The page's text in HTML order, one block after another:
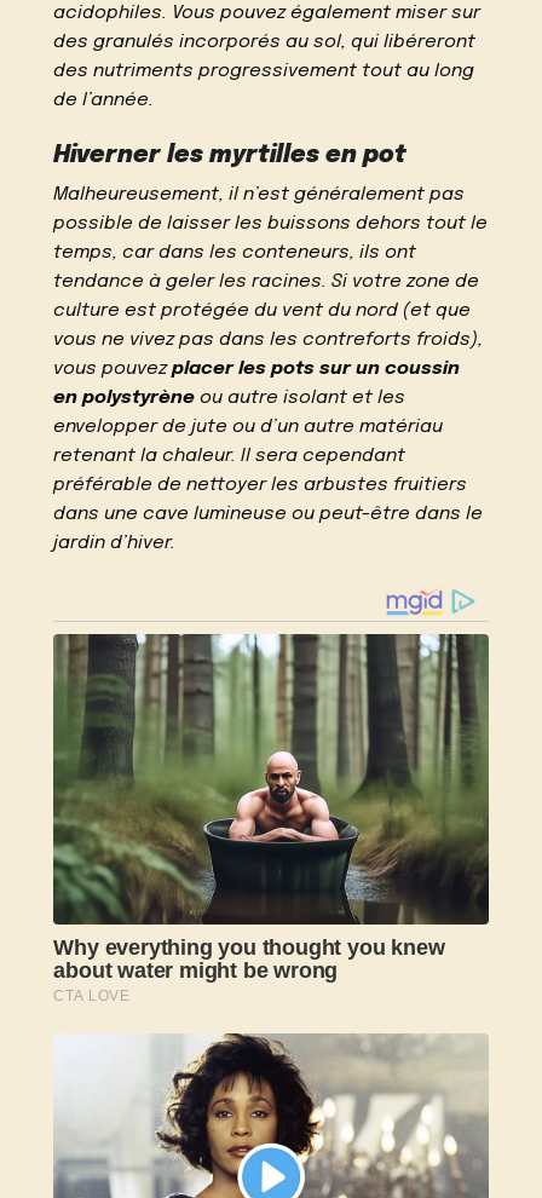
acidophiles. Vous pouvez également miser sur
des granulés incorporés au sol, qui libéreront
des nutriments progressivement tout au long
de l’année.
Hiverner les myrtilles en pot
Malheureusement, il n’est généralement pas
possible de laisser les buissons dehors tout le
temps, car dans les conteneurs, ils ont
tendance à geler les racines. Si votre zone de
culture est protégée du vent du nord (et que
vous ne vivez pas dans les contreforts froids),
vous pouvezplacer les pots sur un coussin
en polystyrène ou autre isolant et les
envelopper de jute ou d’un autre matériau
retenant la chaleur. Il sera cependant
préférable de nettoyer les arbustes fruitiers
dans une cave lumineuse ou peut-être dans le
jardin d’hiver.